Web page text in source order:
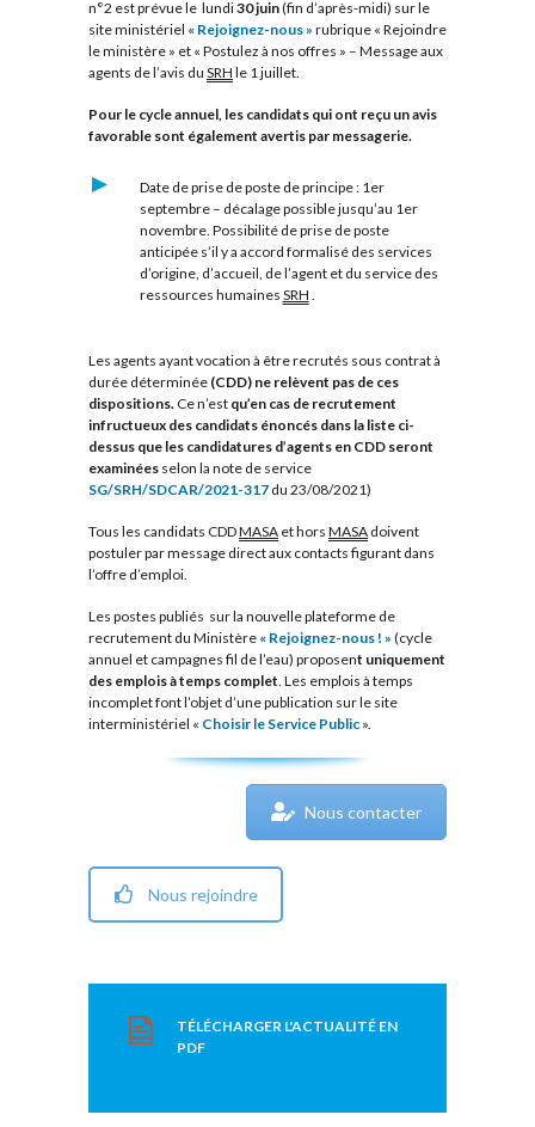
n°2 est prévue le lundi30 juin(fin d’après-midi) sur le
site ministériel « Rejoignez-nous » rubrique « Rejoindre
le ministère » et « Postulez à nos offres » – Message aux
agents de l’avis du SRH le 1 juillet.
Pour le cycle annuel, les candidats qui ont reçu un avis
favorable sont également avertis par messagerie.
Date de prise de poste de principe : 1er
septembre – décalage possible jusqu’au 1er
novembre. Possibilité de prise de poste
anticipée s’il y a accord formalisé des services
d’origine, d’accueil, de l’agent et du service des
ressources humaines SRH
Les agents ayant vocation à être recrutés sous contrat à
durée déterminée (CDD) ne relèvent pas de ces
dispositions. Ce n’est qu’en cas de recrutement
infructueux des candidats énoncés dans la liste ci-
dessus que les candidatures d’agents en CDD seront
examinées selon la note de service
SG/SRH/SDCAR/2021-317 du 23/08/2021)
Tous les candidats CDDMASA et hors MASA doivent
postuler par message direct aux contacts figurant dans
l’offre d’emploi.
Les postes publiés sur la nouvelle plateforme de
recrutement du Ministère « Rejoignez-nous ! » (cycle
annuel et campagnes fil de l’eau) proposent uniquement
des emplois à temps complet . Les emplois à temps
incomplet font l’objet d’une publication sur le site
interministériel « Choisir le Service Public ».
Nous contacter
Nous rejoindre
TÉLÉCHARGER L'ACTUALITÉ EN
PDF